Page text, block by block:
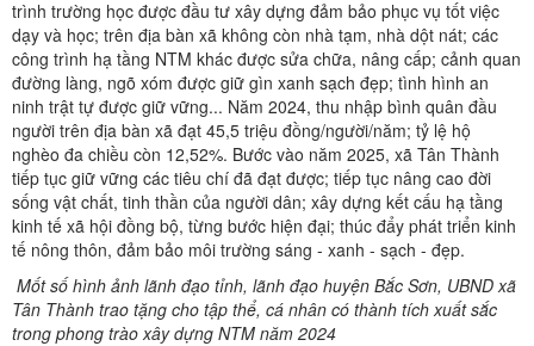
trình trường học được đầu tư xây dựng đảm bảo phục vụ tốt việc
dạy và học; trên địa bàn xã không còn nhà tạm, nhà dột nát; các
công trình hạ tầng NTM khác được sửa chữa, nâng cấp; cảnh quan
đường làng, ngõ xóm được giữ gìn xanh sạch đẹp; tình hình an
ninh trật tự được giữ vững... Năm 2024, thu nhập bình quân đầu
người trên địa bàn xã đạt 45,5 triệu đồng/người/năm; tỷ lệ hộ
nghèo đa chiều còn 12,52%. Bước vào năm 2025, xã Tân Thành
tiếp tục giữ vững các tiêu chí đã đạt được; tiếp tục nâng cao đời
sống vật chất, tinh thần của người dân; xây dựng kết cấu hạ tầng
kinh tế xã hội đồng bộ, từng bước hiện đại; thúc đẩy phát triển kinh
tế nông thôn, đảm bảo môi trường sáng - xanh - sạch - đẹp.
Mốt số hình ảnh lãnh đạo tỉnh, lãnh đạo huyện Bắc Sơn, UBND xã
Tân Thành trao tặng cho tập thể, cá nhân có thành tích xuất sắc
trong phong trào xây dựng NTM năm 2024